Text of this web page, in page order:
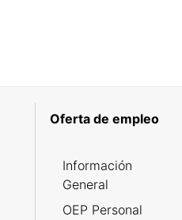
Oferta de empleo
Información
General
OEP Personal